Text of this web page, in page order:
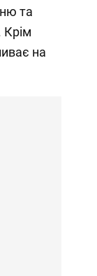
та
на